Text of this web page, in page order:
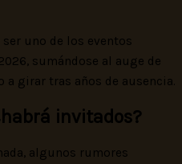
uno de los eventos
sumándose al auge de
a girar tras años de ausencia.
invitados?
algunos rumores